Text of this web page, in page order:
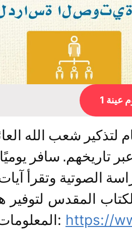
عينة 1
لتذكير شعب الله
تاريخهم. سافر يوميًا
المقدس لتوفير
المعلومات، يرجى زيارة الموقع: https://